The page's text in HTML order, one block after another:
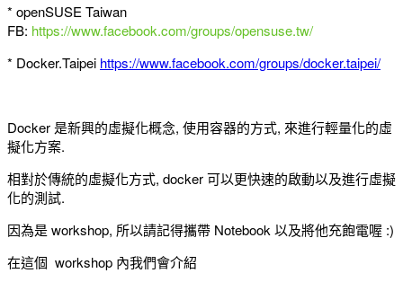
* openSUSE Taiwan
FB: https://www.facebook.com/groups/opensuse.tw/
* Docker.Taipei https://www.facebook.com/groups/docker.taipei/
Docker 是新興的虛擬化概念, 使用容器的方式, 來進行輕量化的虛
擬化方案.
相對於傳統的虛擬化方式, docker 可以更快速的啟動以及進行虛擬
化的測試.
因為是 workshop, 所以請記得攜帶 Notebook 以及將他充飽電喔 :)
在這個 workshop 內我們會介紹